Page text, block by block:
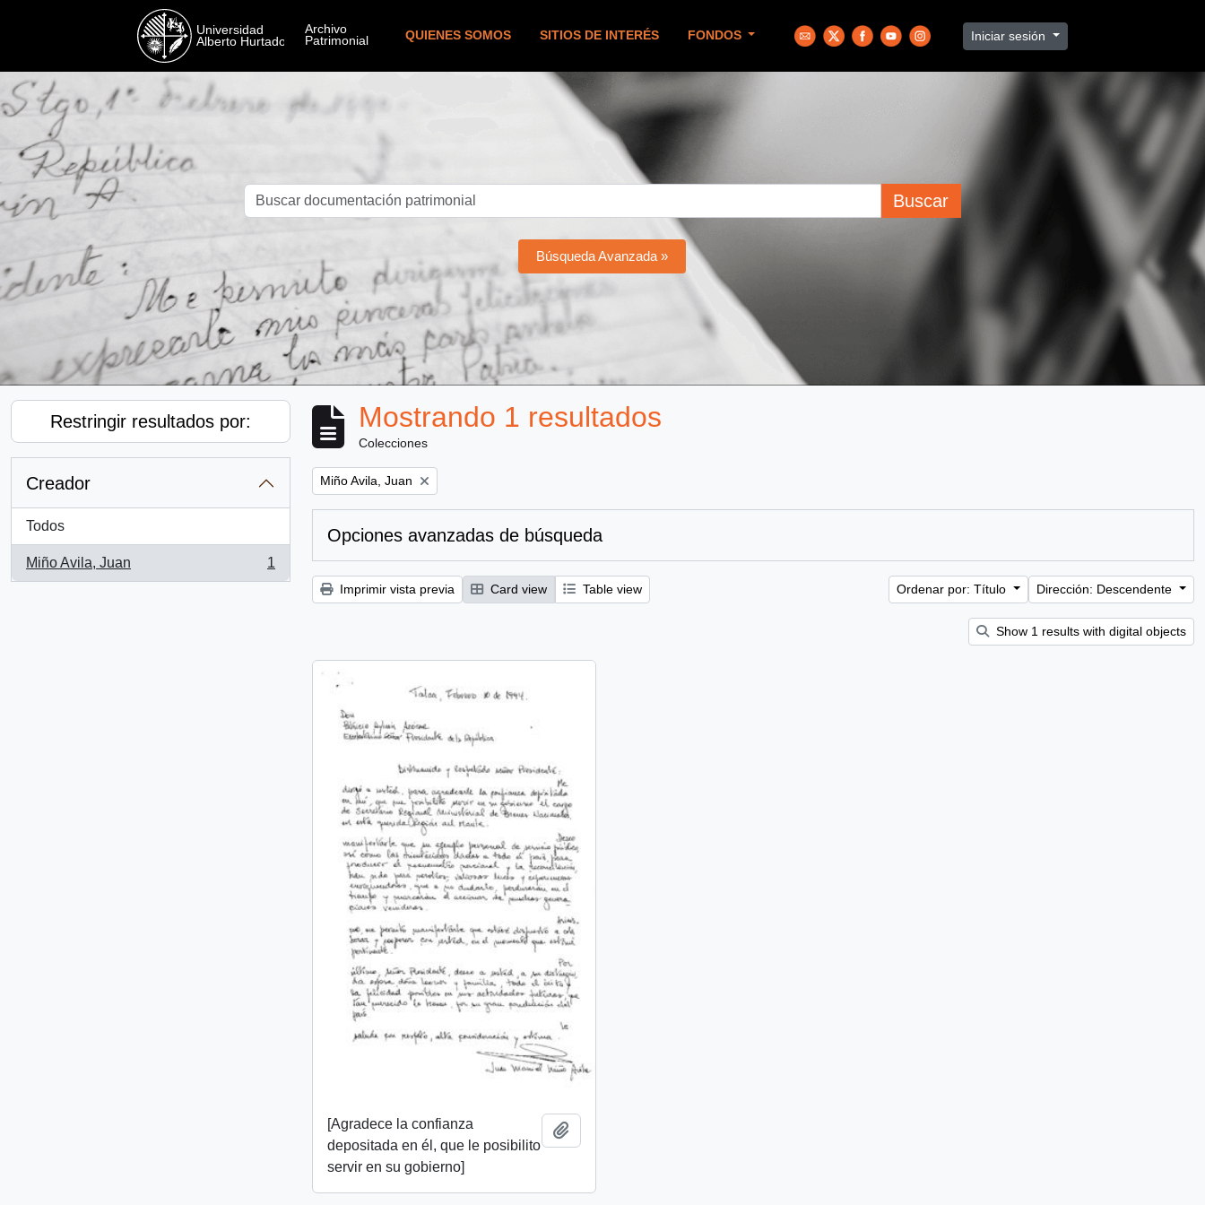
QUIENES SOMOS SITIOS DE INTERÉS FONDOS Iniciar sesión
Buscar
Búsqueda Avanzada »
Restringir resultados por:
Creador
Todos
Miño Avila, Juan
, 1 resultados
1
Mostrando 1 resultados
Colecciones
Remove filter:
Miño Avila, Juan
Opciones avanzadas de búsqueda
Imprimir vista previa Card view Table view Ordenar por: Título Dirección: Descendente
Show 1 results with digital objects
[Agradece la confianza
depositada en él, que le posibilito
servir en su gobierno]